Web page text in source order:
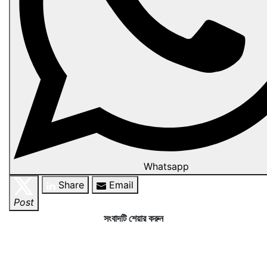
Whatsapp
Post
Share Email
সংবাদটি শেয়ার করুন